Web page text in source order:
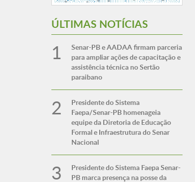
ÚLTIMAS NOTÍCIAS
Senar-PB e AADAA firmam parceria
para ampliar ações de capacitação e
assistência técnica no Sertão
paraibano
Presidente do Sistema
Faepa/Senar-PB homenageia
equipe da Diretoria de Educação
Formal e Infraestrutura do Senar
Nacional
Presidente do Sistema Faepa Senar-
PB marca presença na posse da